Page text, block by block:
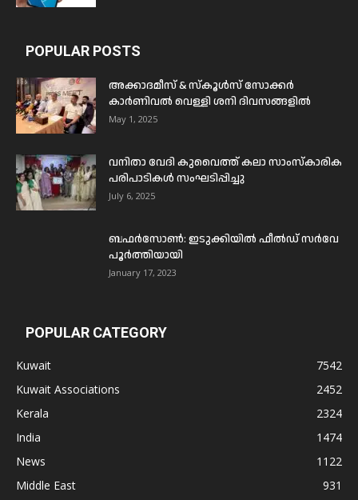
POPULAR POSTS
അക്കാദമീസ് & സ്കൂൾസ് സോക്കർ
കാർണിവൽ വെള്ളി ശനി ദിവസങ്ങളിൽ
May 1, 2025
വനിതാ വേദി കുവൈത്ത് കലാ സാംസ്കാരിക
പരിപാടികൾ സംഘടിപ്പിച്ചു
July 6, 2025
ബഫര്‍സോണ്‍: ഇടുക്കിയില്‍ ഫീല്‍ഡ് സര്‍വേ
പൂര്‍ത്തിയായി
January 17, 2023
POPULAR CATEGORY
Kuwait
7542
Kuwait Associations
2452
Kerala
2324
India
1474
News
1122
Middle East
931